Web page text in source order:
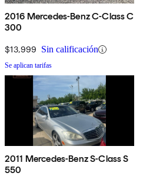
2016 Mercedes-Benz C-Class C
300
$13,999 Sin calificación
Se aplican tarifas
2011 Mercedes-Benz S-Class S
550